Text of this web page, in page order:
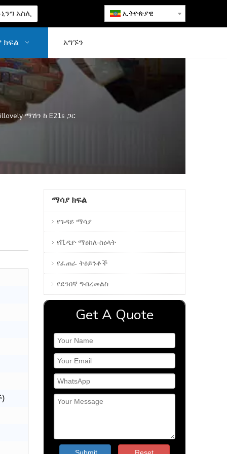
አስሊ ኢትዮጵያዊ
ክፍል አግኙን
ማሽን ከ E21s ጋር
ማሳያ ክፍል
የጉዳይ ማሳያ
የቪዲዮ ማዕከለ-ስዕላት
የፈጠራ ትዕይንቶች
የደንበኛ ግብረመልስ
Get A Quote